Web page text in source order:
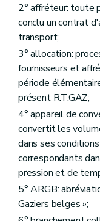
Chapitre II
Section
Art. 64
Art. 65
Art. 66
Art. 67
Section 2.2
Art. 68
Art. 69
Art. 70
Art. 71
Art. 72
Art. 73
Section
Art. 74
Art. 75
Art. 76
2° affréteur: toute
conclu un contrat
transport;
3° allocation:
fournisseurs et
période
présent R.T.GAZ;
4° appareil de
convertit les
dans ses
correspondants
pression et de
5° ARGB:
Gaziers belges »;